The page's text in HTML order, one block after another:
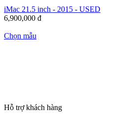
iMac 21.5 inch - 2015 - USED
6,900,000 đ
Chọn mẫu
Hỗ trợ khách hàng